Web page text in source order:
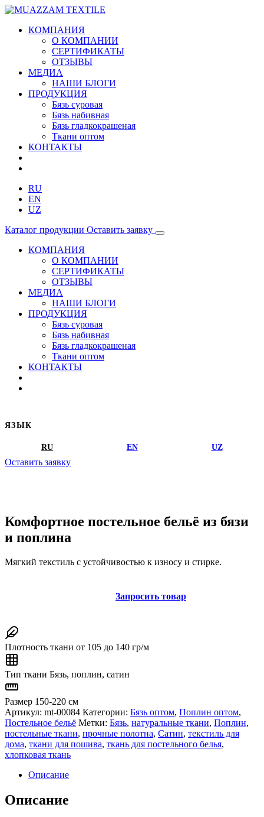
КОМПАНИЯ
О КОМПАНИИ
СЕРТИФИКАТЫ
ОТЗЫВЫ
МЕДИА
НАШИ БЛОГИ
ПРОДУКЦИЯ
Бязь суровая
Бязь набивная
Бязь гладкокрашеная
Ткани оптом
КОНТАКТЫ
RU
EN
UZ
Каталог продукции Оставить заявку
КОМПАНИЯ
О КОМПАНИИ
СЕРТИФИКАТЫ
ОТЗЫВЫ
МЕДИА
НАШИ БЛОГИ
ПРОДУКЦИЯ
Бязь суровая
Бязь набивная
Бязь гладкокрашеная
Ткани оптом
КОНТАКТЫ
ЯЗЫК
RU EN UZ
Оставить заявку
Комфортное постельное бельё из бязи
и поплина
Мягкий текстиль с устойчивостью к износу и стирке.
Запросить товар
Плотность ткани от 105 до 140 гр/м
Тип ткани Бязь, поплин, сатин
Размер 150-220 см
Артикул: mt-00084 Категории: Бязь оптом, Поплин оптом,
Постельное бельё Метки: Бязь, натуральные ткани, Поплин,
постельные ткани, прочные полотна, Сатин, текстиль для
дома, ткани для пошива, ткань для постельного белья,
хлопковая ткань
Описание
Описание